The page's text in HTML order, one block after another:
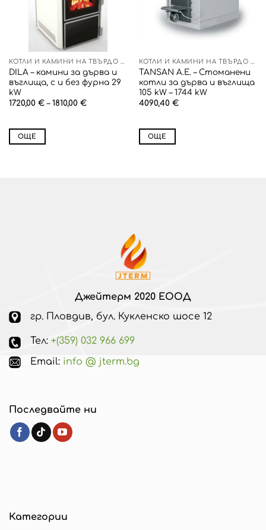
DILA – камини за дърва и
въглища, с и без фурна 29
kW
1720,00 € – 1810,00 €Price
ОЩЕ
TANSAN A.E. – Стоманени
котли за дърва и въглища
105 kW – 1744 kW
4090,40 €
ОЩЕ
Джейтерм 2020 ЕООД
гр. Пловдив, бул. Кукленско шосе 12
Тел: +(359) 032 966 699
Email: info @ jterm.bg
Последвайте ни
Категории